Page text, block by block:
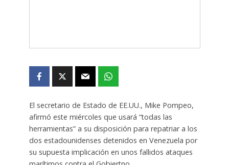
El secretario de Estado de EE.UU., Mike Pompeo,
afirmó este miércoles que usará “todas las
herramientas” a su disposición para repatriar a los
dos estadounidenses detenidos en Venezuela por
su supuesta implicación en unos fallidos ataques